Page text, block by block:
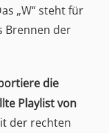
„W“ steht für
Brennen der
die
Playlist von
der rechten